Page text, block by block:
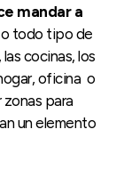
mandar a
todo tipo de
cocinas, los
oficina o
para
un elemento